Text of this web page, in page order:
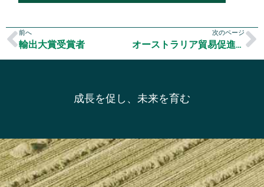
前へ
輸出大賞受賞者
次のページ
オーストラリア貿易促進庁の穀物ミッション・プログラム
成長を促し、未来を育む